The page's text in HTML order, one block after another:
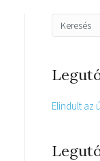
Elindult az